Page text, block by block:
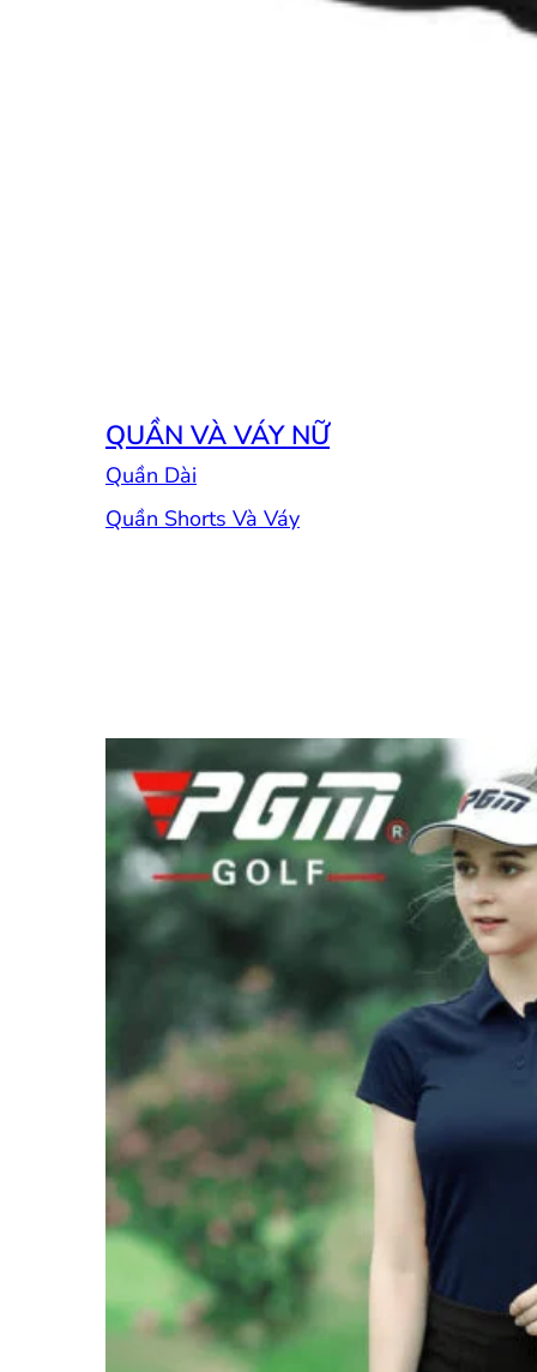
QUẦN VÀ VÁY NỮ
Quần Dài
Quần Shorts Và Váy